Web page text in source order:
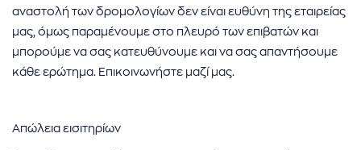
αναστολή των δρομολογίων δεν είναι ευθύνη της εταιρείας
μας, όμως παραμένουμε στο πλευρό των επιβατών και
μπορούμε να σας κατευθύνουμε και να σας απαντήσουμε
κάθε ερώτημα. Επικοινωνήστε μαζί μας.
Απώλεια εισιτηρίων